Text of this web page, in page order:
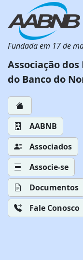
Fundada em 17 de
Associação
do Banco do
AABNB
Associados
Associe-se
Documentos
Fale Conosco